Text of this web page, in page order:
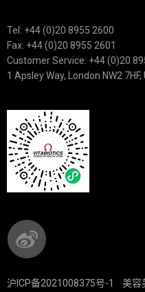
Tel: +44 (0)20 8955 2600
Fax: +44 (0)20 8955 2601
Customer Service: +44 (0)20
1 Apsley Way, London NW2
沪ICP备2021008375号-1 美容